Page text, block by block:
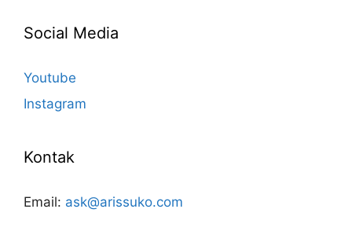
Social Media
Youtube
Instagram
Kontak
Email: ask@arissuko.com